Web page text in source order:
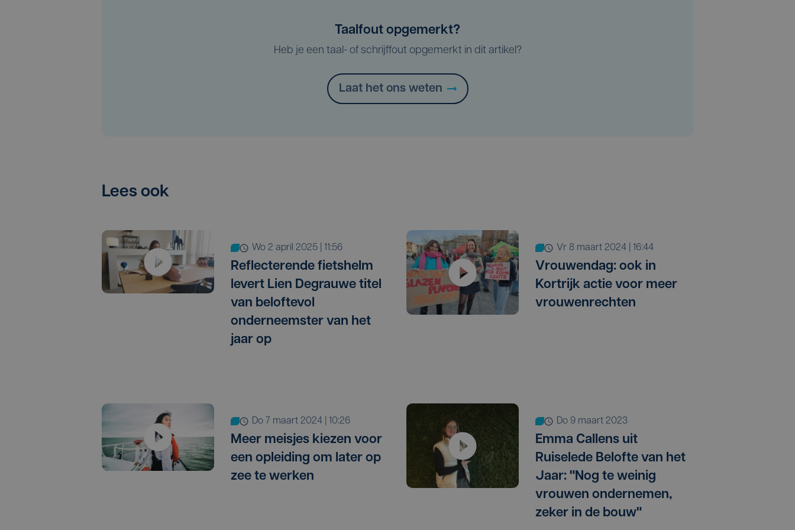
Taalfout opgemerkt?
Heb je een taal- of schrijffout opgemerkt in dit artikel?
Laat het ons weten
Lees ook
wo 2 april 2025 | 11:56
Reflecterende fietshelm
levert Lien Degrauwe titel
van beloftevol
onderneemster van het
jaar op
vr 8 maart 2024 | 16:44
Vrouwendag: ook in
Kortrijk actie voor meer
vrouwenrechten
do 7 maart 2024 | 10:26
Meer meisjes kiezen voor
een opleiding om later op
zee te werken
do 9 maart 2023
Emma Callens uit
Ruiselede Belofte van het
Jaar: "Nog te weinig
vrouwen ondernemen,
zeker in de bouw"